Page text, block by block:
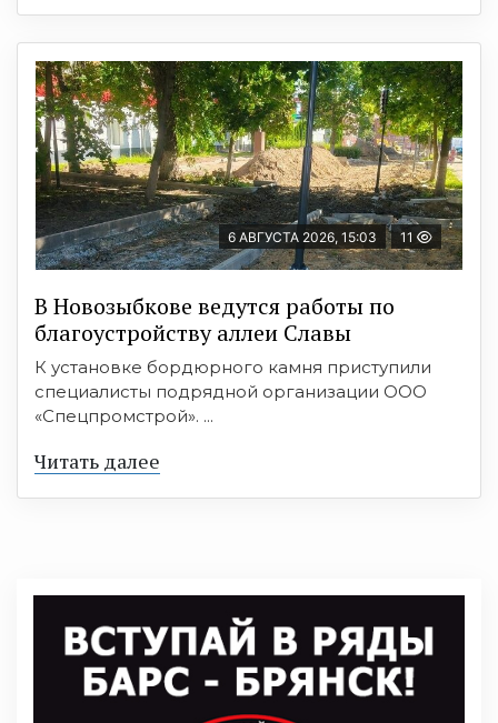
6 АВГУСТА 2026, 15:03 11
В Новозыбкове ведутся работы по
благоустройству аллеи Славы
К установке бордюрного камня приступили
специалисты подрядной организации ООО
«Спецпромстрой». ...
Читать далее